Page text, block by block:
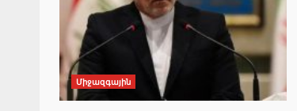
Միջազգային